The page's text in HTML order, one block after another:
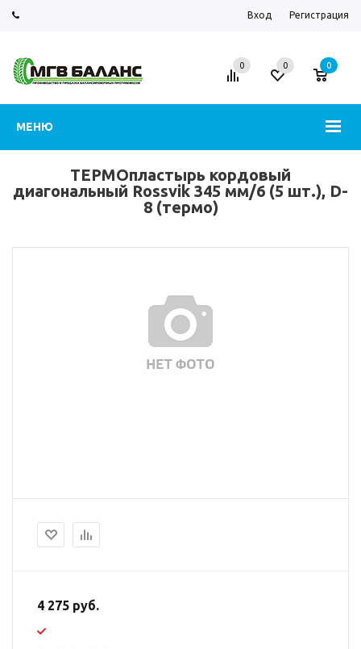
Вход Регистрация
МЕНЮ
0 0 0
ТЕРМОпластырь кордовый
диагональный Rossvik 345 мм/6 (5 шт.), D-
8 (термо)
4 275 руб.